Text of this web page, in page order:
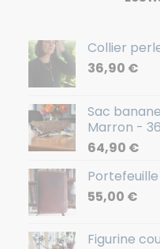
Collier
36,90 €
Sac
Marron -
64,90 €
55,00 €
Figurine